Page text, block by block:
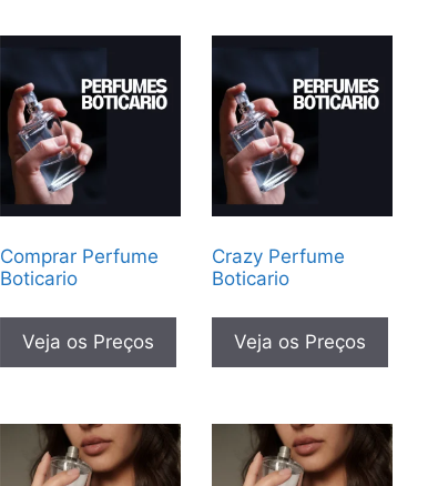
Comprar Perfume
Boticario
Veja os Preços
Crazy Perfume
Boticario
Veja os Preços